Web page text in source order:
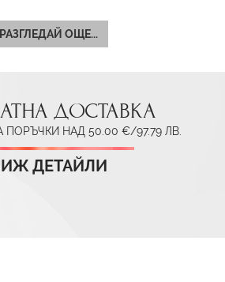
РАЗГЛЕДАЙ ОЩЕ...
ДОСТАВКА
ПОРЪЧКИ НАД 50.00 €/97.79 ЛВ.
ДЕТАЙЛИ